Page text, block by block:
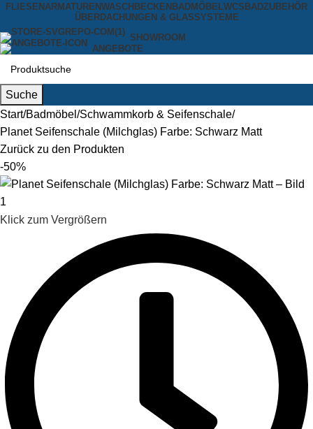
FLIESEN ARMATURENWASCHBECKEN BADMÖBELWCS BADZUBEHÖR
ÜBERDACHUNGEN & GLASSYSTEME
SHOWROOM
ANGEBOTE
Suche
Start Badmöbel Schwammkorb & Seifenschale
Planet Seifenschale (Milchglas) Farbe: Schwarz Matt
Zurück zu den Produkten
-50%
Klick zum Vergrößern